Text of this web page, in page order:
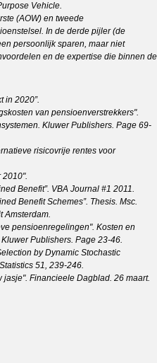
Vehicle.
(AOW) en tweede
In de derde pijler (de
persoonlijk sparen, maar niet
en de expertise die binnen de
in 2020”.
van pensioenverstrekkers".
Kluwer Publishers. Page 69-
risicovrije rentes voor
2010".
Benefit”. VBA Journal #1 2011.
Benefit Schemes”. Thesis. Msc.
Amsterdam.
pensioenregelingen". Kosten en
Publishers. Page 23-46.
by Dynamic Stochastic
51, 239-246.
jasje". Financieele Dagblad. 26 maart.